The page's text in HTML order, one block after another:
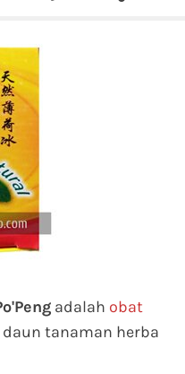
adalah obat
tanaman herba